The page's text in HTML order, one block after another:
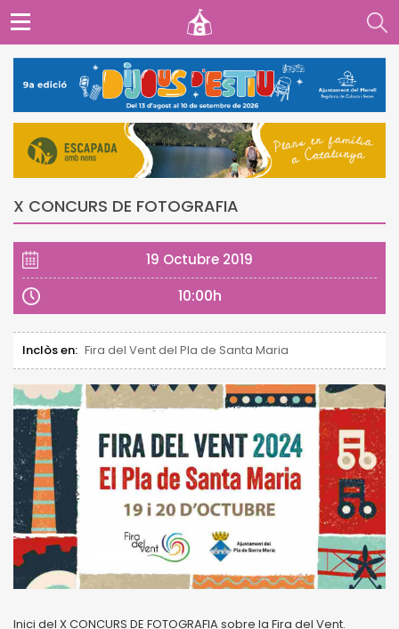
X CONCURS DE FOTOGRAFIA
19 Octubre 2019
10:00h
Inclòs en: Fira del Vent del Pla de Santa Maria
Inici del X CONCURS DE FOTOGRAFIA sobre la Fira del Vent.